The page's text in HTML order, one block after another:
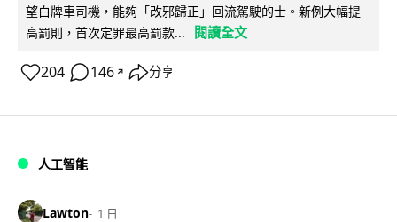
望白牌車司機，能夠「改邪歸正」回流駕駛的士。新例大幅提
高罰則，首次定罪最高罰款...
閱讀全文
204 146 ↗ 分享
人工智能
Lawton 1 日